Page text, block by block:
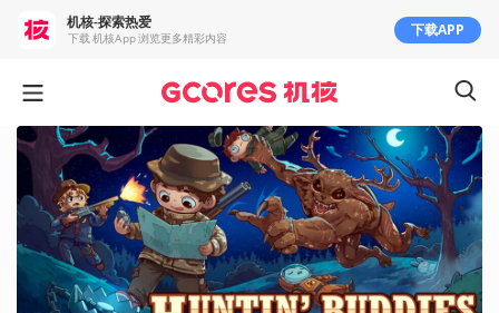
机核-探索热爱
下载 机核App 浏览更多精彩内容 下载APP